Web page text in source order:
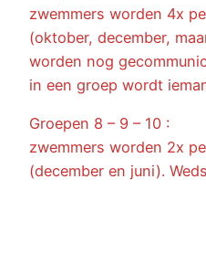
zwemmers worden 4x
(oktober, december,
worden nog
in een groep wordt
Groepen 8 – 9 – 10 :
zwemmers worden 2x
(december en juni).